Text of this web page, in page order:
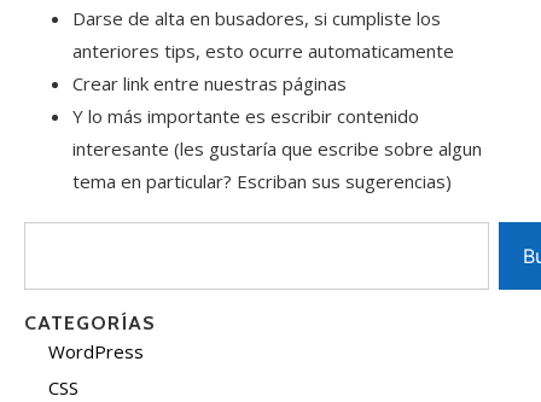
Darse de alta en busadores, si cumpliste los
anteriores tips, esto ocurre automaticamente
Crear link entre nuestras páginas
Y lo más importante es escribir contenido
interesante (les gustaría que escribe sobre algun
tema en particular? Escriban sus sugerencias)
CATEGORÍAS
WordPress
CSS